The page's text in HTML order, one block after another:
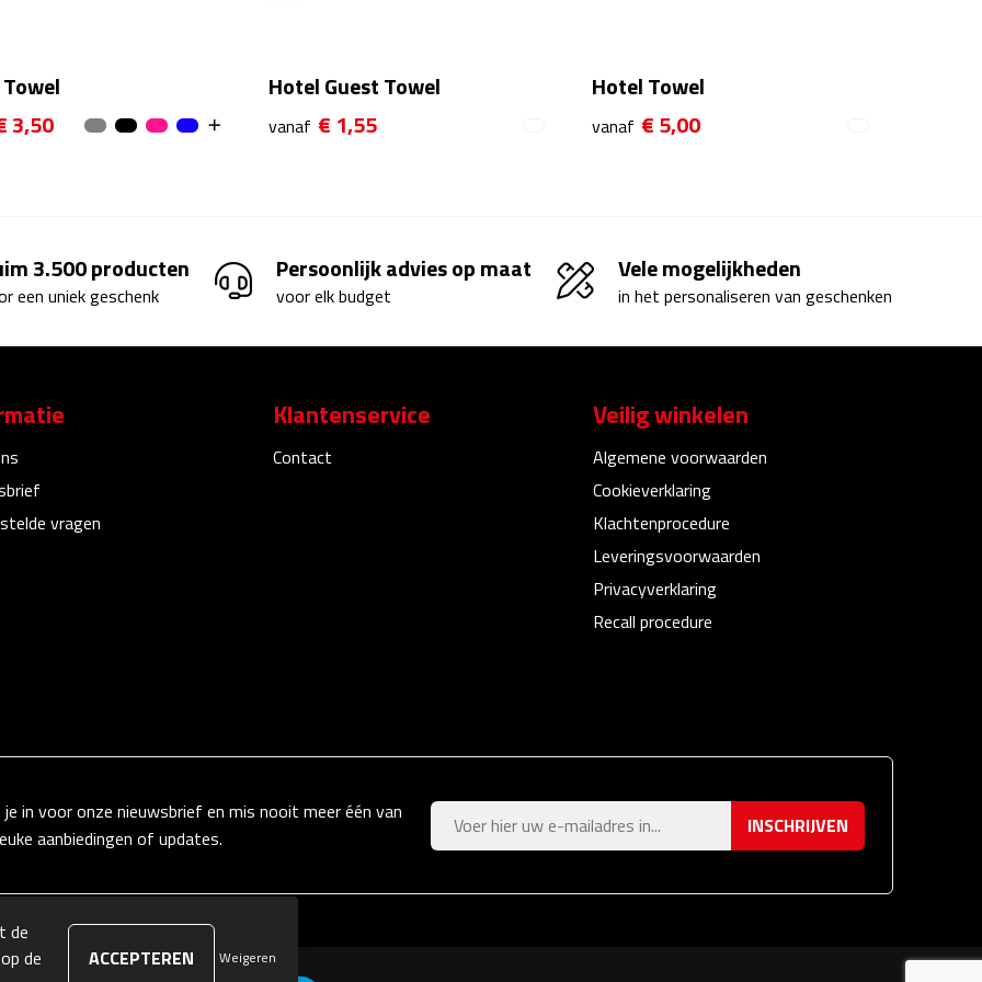
3,50
Hotel Guest Towel
vanaf € 1,55
Hotel Towel
vanaf € 5,00
3.500 producten
een uniek geschenk
Persoonlijk advies op maat
voor elk budget
Vele mogelijkheden
in het personaliseren van geschenken
vragen
Klantenservice
Contact
Veilig winkelen
Algemene voorwaarden
Cookieverklaring
Klachtenprocedure
Leveringsvoorwaarden
Privacyverklaring
Recall procedure
je in voor onze nieuwsbrief en mis nooit meer één van
aanbiedingen of updates.
de
de
Weigeren